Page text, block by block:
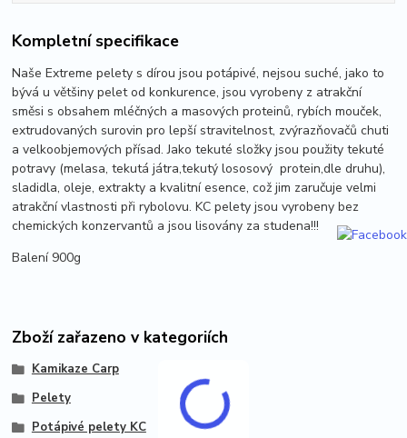
Kompletní specifikace
Naše Extreme pelety s dírou jsou potápivé, nejsou suché, jako to
bývá u většiny pelet od konkurence, jsou vyrobeny z atrakční
směsi s obsahem mléčných a masových proteinů, rybích mouček,
extrudovaných surovin pro lepší stravitelnost, zvýrazňovačů chuti
a velkoobjemových přísad. Jako tekuté složky jsou použity tekuté
potravy (melasa, tekutá játra,tekutý lososový protein,dle druhu),
sladidla, oleje, extrakty a kvalitní esence, což jim zaručuje velmi
atrakční vlastnosti při rybolovu. KC pelety jsou vyrobeny bez
chemických konzervantů a jsou lisovány za studena!!!
Balení 900g
Zboží zařazeno v kategoriích
Kamikaze Carp
Pelety
Potápivé pelety KC